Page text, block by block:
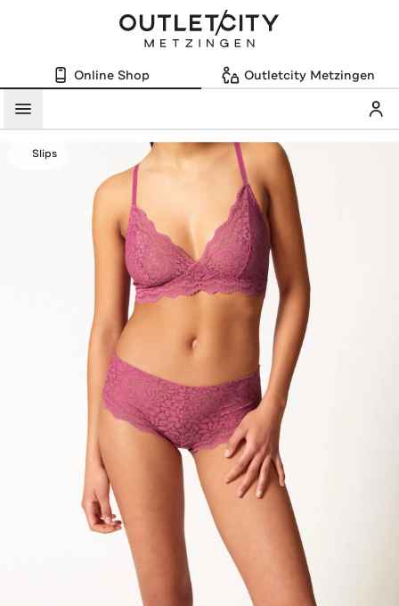
Online Shop Outletcity Metzingen
Menü
Slips